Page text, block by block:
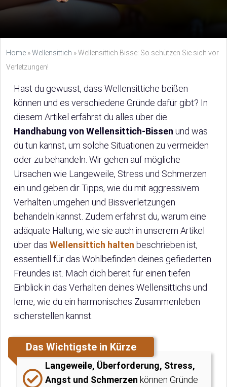
Home »Wellensittich »Wellensittich Bisse: So schützen Sie sich vor
Verletzungen!
Hast du gewusst, dass Wellensittiche beißen
können und es verschiedene Gründe dafür gibt? In
diesem Artikel erfährst du alles über die
Handhabung von Wellensittich-Bissen und was
du tun kannst, um solche Situationen zu vermeiden
oder zu behandeln. Wir gehen auf mögliche
Ursachen wie Langeweile, Stress und Schmerzen
ein und geben dir Tipps, wie du mit aggressivem
Verhalten umgehen und Bissverletzungen
behandeln kannst. Zudem erfährst du, warum eine
adäquate Haltung, wie sie auch in unserem Artikel
über das Wellensittich halten beschrieben ist,
essentiell für das Wohlbefinden deines gefiederten
Freundes ist. Mach dich bereit für einen tiefen
Einblick in das Verhalten deines Wellensittichs und
lerne, wie du ein harmonisches Zusammenleben
sicherstellen kannst.
Das Wichtigste in Kürze
Langeweile, Überforderung, Stress,
Angst und Schmerzen können Gründe